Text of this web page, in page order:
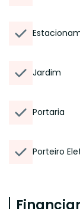
Jardim
Portaria
Porteiro